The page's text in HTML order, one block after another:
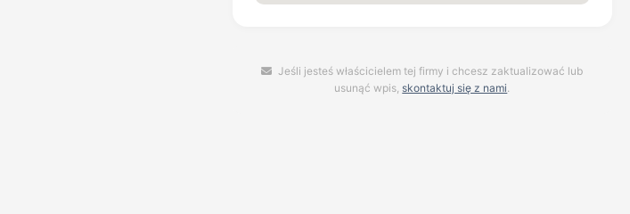
Jeśli jesteś właścicielem tej firmy i chcesz zaktualizować lub
usunąć wpis, skontaktuj się z nami.